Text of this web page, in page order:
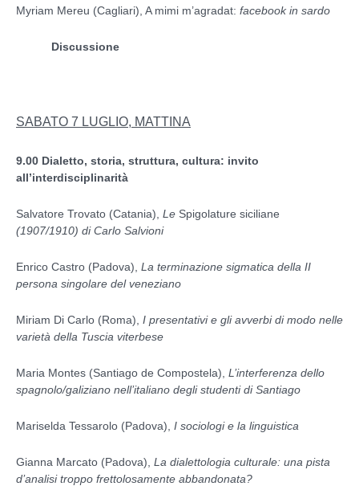
Myriam Mereu (Cagliari), A mimi m’agradat: facebook in sardo
Discussione
SABATO 7 LUGLIO, MATTINA
9.00 Dialetto, storia, struttura, cultura: invito
all’interdisciplinarità
Salvatore Trovato (Catania), Le Spigolature siciliane
(1907/1910) di Carlo Salvioni
Enrico Castro (Padova), La terminazione sigmatica della II
persona singolare del veneziano
Miriam Di Carlo (Roma), I presentativi e gli avverbi di modo nelle
varietà della Tuscia viterbese
Maria Montes (Santiago de Compostela), L’interferenza dello
spagnolo/galiziano nell’italiano degli studenti di Santiago
Mariselda Tessarolo (Padova), I sociologi e la linguistica
Gianna Marcato (Padova), La dialettologia culturale: una pista
d’analisi troppo frettolosamente abbandonata?